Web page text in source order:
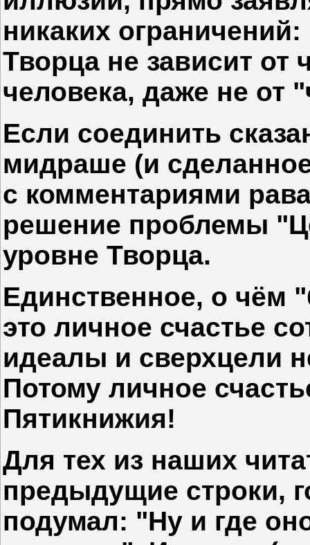
никаких
Творца не зависит от
человека, даже не от
Если соединить
мидраше (и
с комментариями
решение проблемы
уровне Творца.
Единственное, о чём
это личное счастье
идеалы и сверхцели
Потому личное
Пятикнижия!
Для тех из наших
предыдущие строки,
подумал: "Ну и где